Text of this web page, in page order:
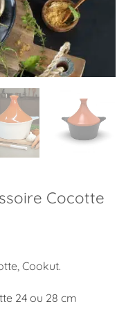
Cocotte
Cookut.
24 ou 28 cm